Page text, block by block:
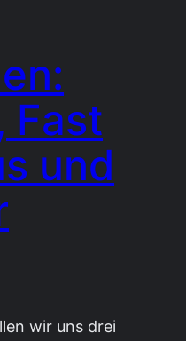
Fast
und
wir uns drei